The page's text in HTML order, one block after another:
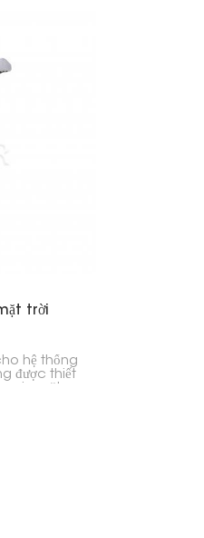
trời
hệ thống
được thiết